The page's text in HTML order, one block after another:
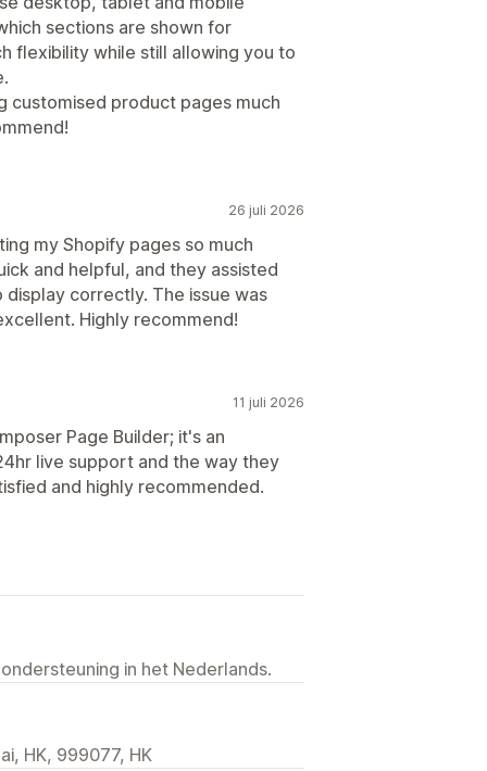
sections are shown for
flexibility while still allowing you to
customised product pages much
26 juli 2026
my Shopify pages so much
and helpful, and they assisted
correctly. The issue was
Highly recommend!
11 juli 2026
Page Builder; it's an
live support and the way they
and highly recommended.
in het Nederlands.
HK, 999077, HK